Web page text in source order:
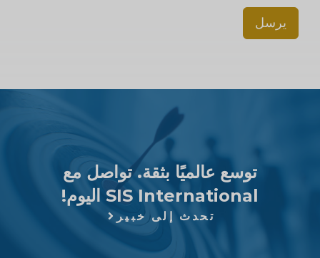
يرسل
توسع عالميًا بثقة. تواصل مع
SIS International اليوم!
تحدث إلى خبير